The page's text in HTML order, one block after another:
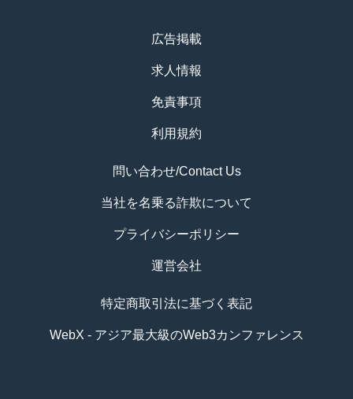
広告掲載
求人情報
免責事項
利用規約
問い合わせ/Contact Us
当社を名乗る詐欺について
プライバシーポリシー
運営会社
特定商取引法に基づく表記
WebX - アジア最大級のWeb3カンファレンス